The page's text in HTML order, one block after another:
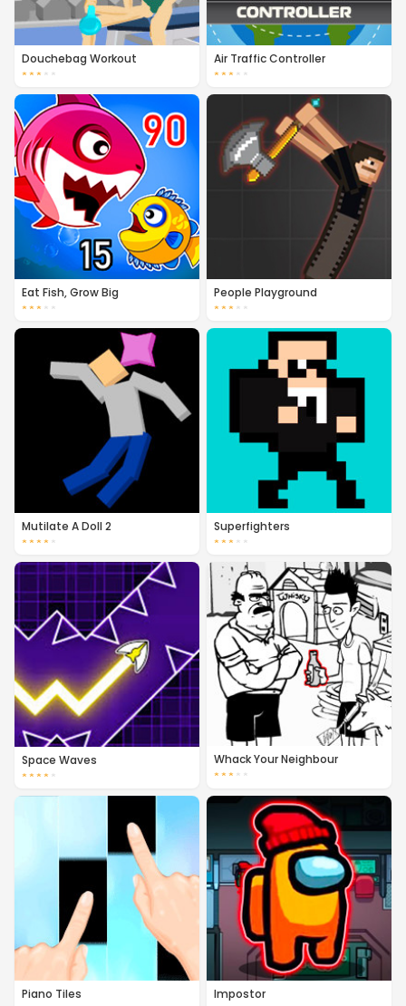
Douchebag Workout
★ ★ ★ ★ ★
Air Traffic Controller
★ ★ ★ ★ ★
Eat Fish, Grow Big
★ ★ ★ ★ ★
People Playground
★ ★ ★ ★ ★
Mutilate A Doll 2
★ ★ ★ ★ ★
Superfighters
★ ★ ★ ★ ★
Space Waves
★ ★ ★ ★ ★
Whack Your Neighbour
★ ★ ★ ★ ★
Piano Tiles Impostor